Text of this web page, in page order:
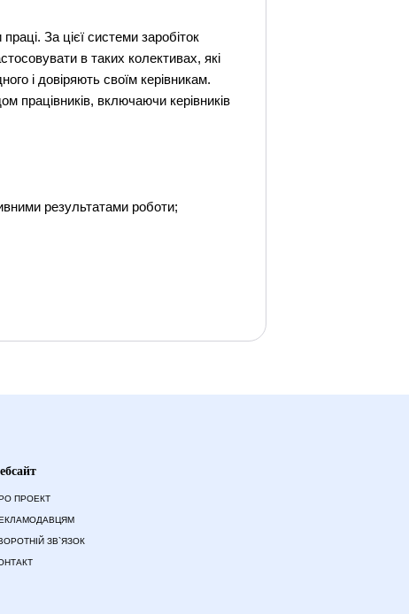
За цієї системи заробіток
в таких колективах, які
і довіряють своїм керівникам.
працівників, включаючи керівників
результатами роботи;
ПРОЕКТ
ЗВ`ЯЗОК